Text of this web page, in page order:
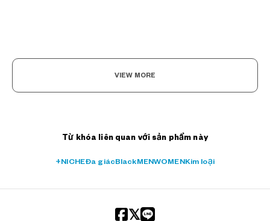
VIEW MORE
Từ khóa liên quan với sản phẩm này
+NICHEĐa giác Black MENWOMEN Kim loại